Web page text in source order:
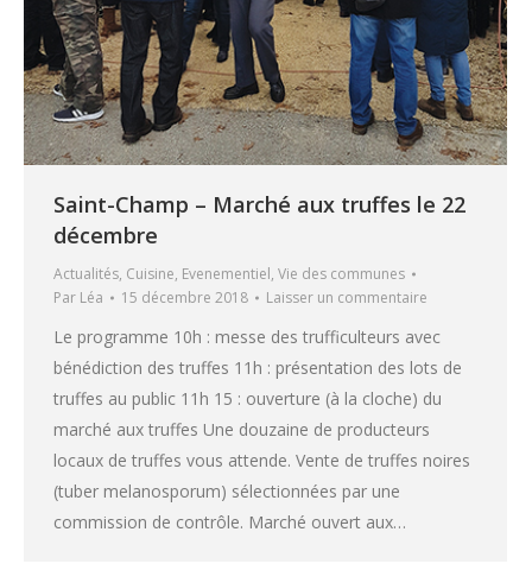
Saint-Champ – Marché aux truffes le 22
décembre
Actualités, Cuisine, Evenementiel, Vie des communes
Par Léa 15 décembre 2018 Laisser un commentaire
Le programme 10h : messe des trufficulteurs avec
bénédiction des truffes 11h : présentation des lots de
truffes au public 11h 15 : ouverture (à la cloche) du
marché aux truffes Une douzaine de producteurs
locaux de truffes vous attende. Vente de truffes noires
(tuber melanosporum) sélectionnées par une
commission de contrôle. Marché ouvert aux…